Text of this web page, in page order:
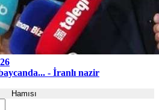
- İranlı nazir
Hamısı